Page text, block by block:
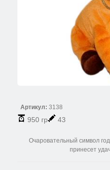
Артикул: 3138
950 гр 43
Очаровательный символ
принесет